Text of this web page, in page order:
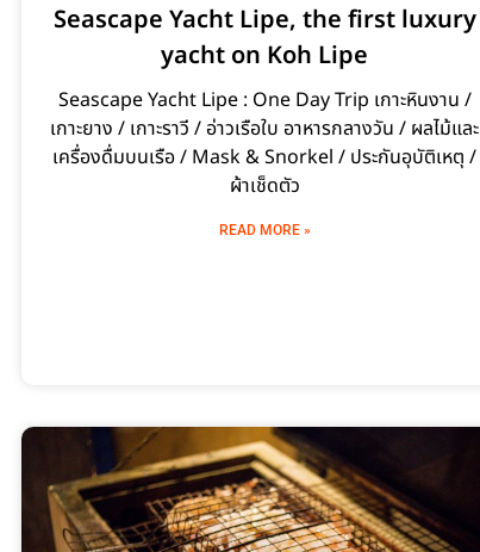
Seascape Yacht Lipe, the first luxury
yacht on Koh Lipe
Seascape Yacht Lipe : One Day Trip เกาะหินงาน /
เกาะยาง / เกาะราวี / อ่าวเรือใบ อาหารกลางวัน / ผลไม้และ
เครื่องดื่มบนเรือ / Mask & Snorkel / ประกันอุบัติเหตุ /
ผ้าเช็ดตัว
READ MORE »